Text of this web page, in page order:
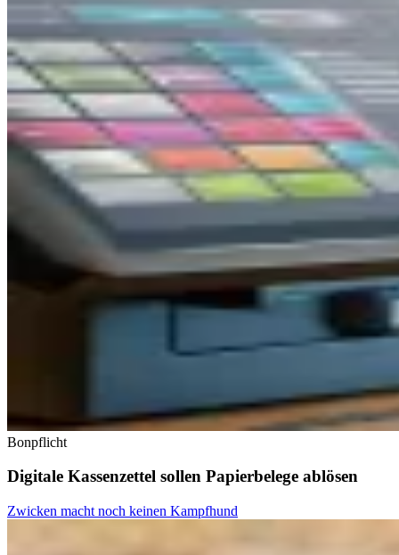
Bonpflicht
Digitale Kassenzettel sollen Papierbelege ablösen
Zwicken macht noch keinen Kampfhund